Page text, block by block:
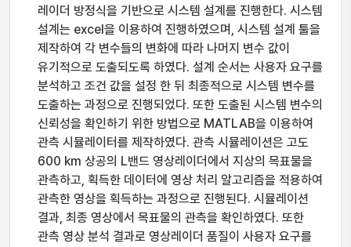
레이더 방정식을 기반으로 시스템 설계를 진행한다. 시스템
설계는 excel을 이용하여 진행하였으며, 시스템 설계 툴을
제작하여 각 변수들의 변화에 따라 나머지 변수 값이
유기적으로 도출되도록 하였다. 설계 순서는 사용자 요구를
분석하고 조건 값을 설정 한 뒤 최종적으로 시스템 변수를
도출하는 과정으로 진행되었다. 또한 도출된 시스템 변수의
신뢰성을 확인하기 위한 방법으로 MATLAB을 이용하여
관측 시뮬레이터를 제작하였다. 관측 시뮬레이션은 고도
600 km 상공의 L밴드 영상레이더에서 지상의 목표물을
관측하고, 획득한 데이터에 영상 처리 알고리즘을 적용하여
관측한 영상을 획득하는 과정으로 진행된다. 시뮬레이션
결과, 최종 영상에서 목표물의 관측을 확인하였다. 또한
관측 영상 분석 결과로 영상레이더 품질이 사용자 요구를